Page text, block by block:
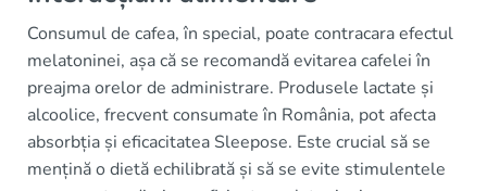
Consumul de cafea, în special, poate contracara efectul
melatoninei, așa că se recomandă evitarea cafelei în
preajma orelor de administrare. Produsele lactate și
alcoolice, frecvent consumate în România, pot afecta
absorbția și eficacitatea Sleepose. Este crucial să se
mențină o dietă echilibrată și să se evite stimulentele